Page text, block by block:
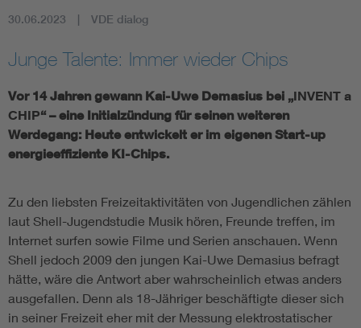
30.06.2023 VDE dialog
Junge Talente: Immer wieder Chips
Vor 14 Jahren gewann Kai-Uwe Demasius bei „INVENT a
CHIP“ – eine Initialzündung für seinen weiteren
Werdegang: Heute entwickelt er im eigenen Start-up
energieeffiziente KI-Chips.
Zu den liebsten Freizeitaktivitäten von Jugendlichen zählen
laut Shell-Jugendstudie Musik hören, Freunde treffen, im
Internet surfen sowie Filme und Serien anschauen. Wenn
Shell jedoch 2009 den jungen Kai-Uwe Demasius befragt
hätte, wäre die Antwort aber wahrscheinlich etwas anders
ausgefallen. Denn als 18-Jähriger beschäftigte dieser sich
in seiner Freizeit eher mit der Messung elektrostatischer